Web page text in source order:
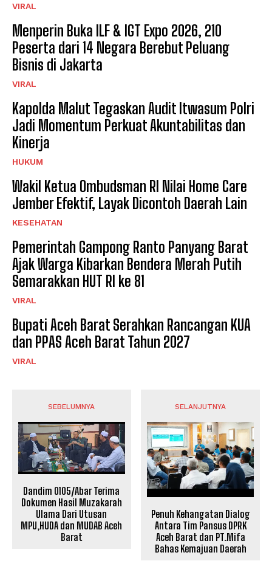
VIRAL
Menperin Buka ILF & IGT Expo 2026, 210
Peserta dari 14 Negara Berebut Peluang
Bisnis di Jakarta
VIRAL
Kapolda Malut Tegaskan Audit Itwasum Polri
Jadi Momentum Perkuat Akuntabilitas dan
Kinerja
HUKUM
Wakil Ketua Ombudsman RI Nilai Home Care
Jember Efektif, Layak Dicontoh Daerah Lain
KESEHATAN
Pemerintah Gampong Ranto Panyang Barat
Ajak Warga Kibarkan Bendera Merah Putih
Semarakkan HUT RI ke 81
VIRAL
Bupati Aceh Barat Serahkan Rancangan KUA
dan PPAS Aceh Barat Tahun 2027
VIRAL
SEBELUMNYA
Dandim 0105/Abar Terima
Dokumen Hasil Muzakarah
Ulama Dari Utusan
MPU,HUDA dan MUDAB Aceh
Barat
SELANJUTNYA
Penuh Kehangatan Dialog
Antara Tim Pansus DPRK
Aceh Barat dan PT.Mifa
Bahas Kemajuan Daerah